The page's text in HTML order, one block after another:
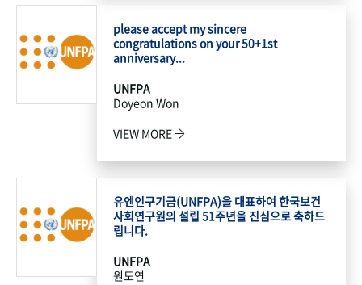
please accept my sincere
congratulations on your 50+1st
anniversary...
UNFPA
Doyeon Won
VIEW MORE
유엔인구기금(UNFPA)을 대표하여 한국보건
사회연구원의 설립 51주년을 진심으로 축하드
립니다.
UNFPA
원도연